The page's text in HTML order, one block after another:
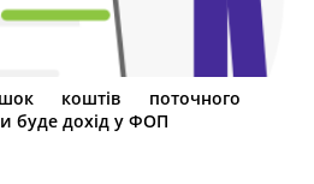
коштів поточного
буде дохід у ФОП